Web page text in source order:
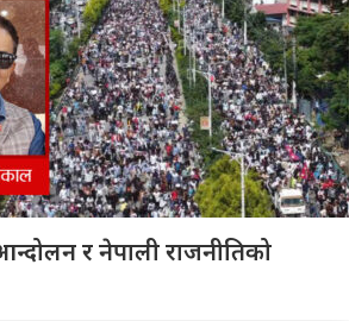
र नेपाली राजनीतिको